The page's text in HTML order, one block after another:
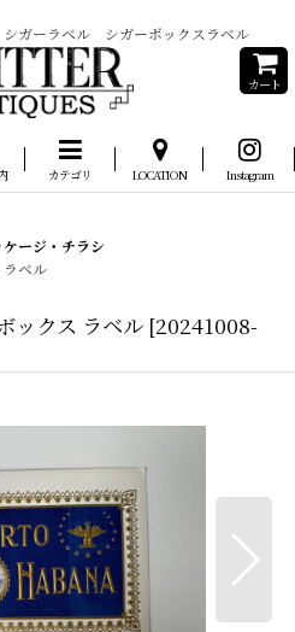
ガーラベル シガーボックスラベル
カート
カテゴリ LOCATION Instagram
ージ・チラシ
ベル
ックス ラベル [20241008-